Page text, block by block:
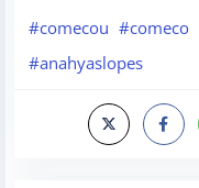
#comecou #comeco
#anahyaslopes